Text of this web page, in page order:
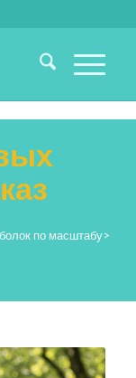
по масштабу>